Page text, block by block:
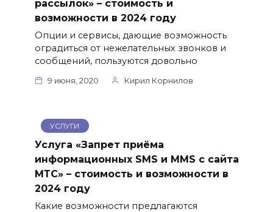
рассылок» – стоимость и
возможности в 2024 году
Опции и сервисы, дающие возможность
оградиться от нежелательных звонков и
сообщений, пользуются довольно
9 июня, 2020 Кирил Корнилов
УСЛУГИ
Услуга «Запрет приёма
информационных SMS и MMS с сайта
МТС» – стоимость и возможности в
2024 году
Какие возможности предлагаются